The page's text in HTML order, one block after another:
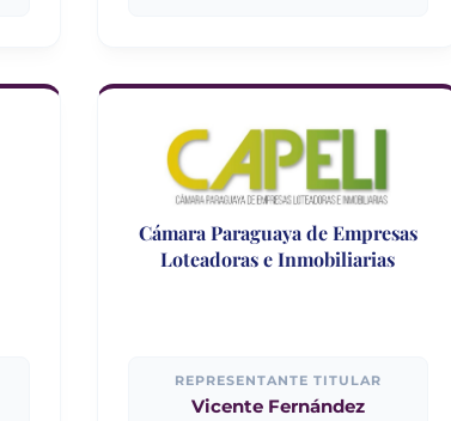
Cámara Paraguaya de Empresas
Loteadoras e Inmobiliarias
REPRESENTANTE TITULAR
Vicente Fernández